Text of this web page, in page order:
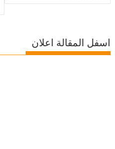
اسفل المقالة اعلان